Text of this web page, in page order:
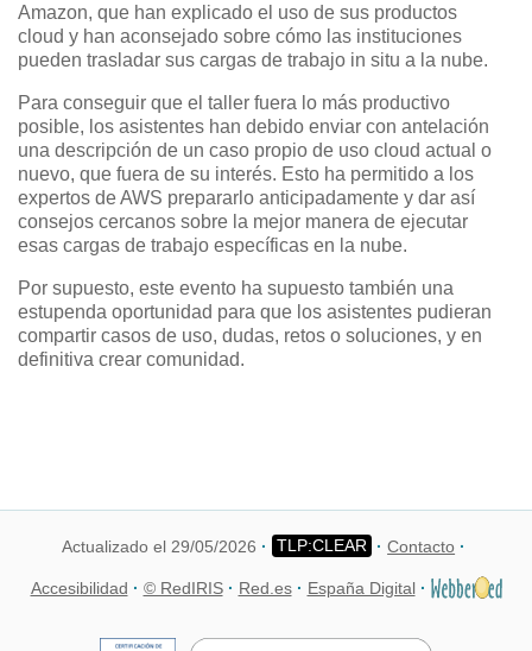
Amazon, que han explicado el uso de sus productos
cloud y han aconsejado sobre cómo las instituciones
pueden trasladar sus cargas de trabajo in situ a la nube.
Para conseguir que el taller fuera lo más productivo
posible, los asistentes han debido enviar con antelación
una descripción de un caso propio de uso cloud actual o
nuevo, que fuera de su interés. Esto ha permitido a los
expertos de AWS prepararlo anticipadamente y dar así
consejos cercanos sobre la mejor manera de ejecutar
esas cargas de trabajo específicas en la nube.
Por supuesto, este evento ha supuesto también una
estupenda oportunidad para que los asistentes pudieran
compartir casos de uso, dudas, retos o soluciones, y en
definitiva crear comunidad.
Actualizado el 29/05/2026 Contacto
Accesibilidad © RedIRIS Red.es España Digital